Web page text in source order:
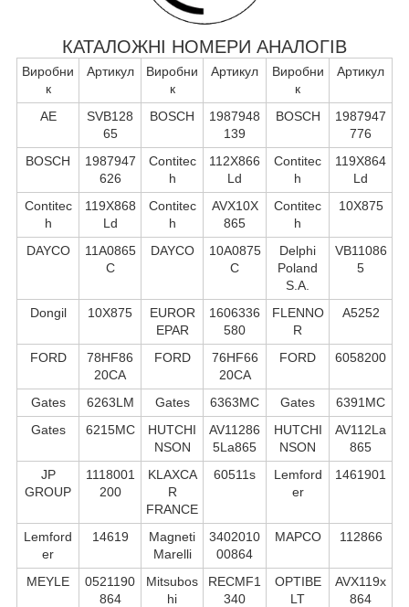
КАТАЛОЖНІ НОМЕРИ АНАЛОГІВ
Виробни
к
Артикул
Виробни
к
Артикул
Виробни
к
Артикул
AE
SVB128
65
BOSCH
1987948
139
BOSCH
1987947
776
BOSCH
1987947
626
Contitec
h
112X866
Ld
Contitec
h
119X864
Ld
Contitec
h
119X868
Ld
Contitec
h
AVX10X
865
Contitec
h
10X875
DAYCO
11A0865
C
DAYCO
10A0875
C
Delphi
Poland
S.А.
VB11086
5
Dongil 10X875
EUROR
EPAR
1606336
580
FLENNO
R
A5252
FORD
78HF86
20CA
FORD
76HF66
20CA
FORD 6058200
Gates 6263LM Gates 6363MC Gates
6391MC
Gates
6215MC
HUTCHI
NSON
AV11286
5La865
HUTCHI
NSON
AV112La
865
JP
GROUP
1118001
200
KLAXCA
R
FRANCE
60511s
Lemford
er
1461901
Lemford
er
14619
Magneti
Marelli
3402010
00864
MAPCO 112866
MEYLE
0521190
864
Mitsubos
hi
RECMF1
340
OPTIBE
LT
AVX119x
864